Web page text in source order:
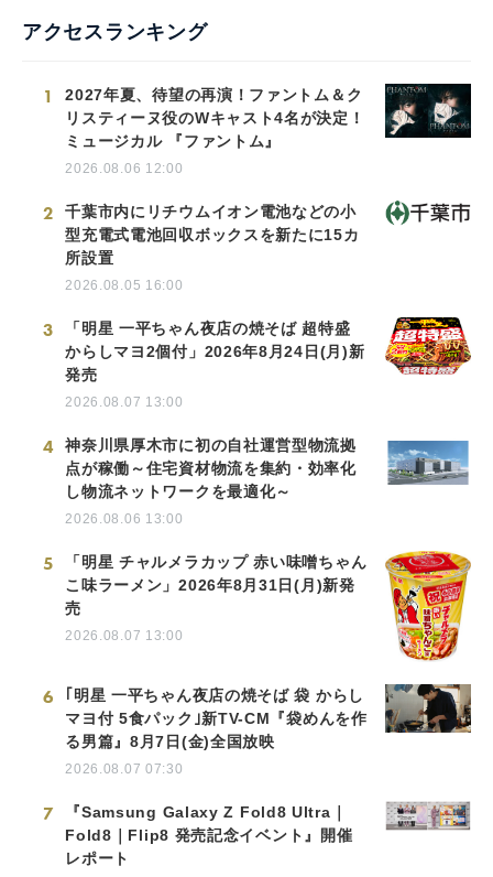
アクセスランキング
1
2027年夏、待望の再演！ファントム＆ク
リスティーヌ役のWキャスト4名が決定！
ミュージカル 『ファントム』
2026.08.06 12:00
2
千葉市内にリチウムイオン電池などの小
型充電式電池回収ボックスを新たに15カ
所設置
2026.08.05 16:00
3
「明星 一平ちゃん夜店の焼そば 超特盛
からしマヨ2個付」2026年8月24日(月)新
発売
2026.08.07 13:00
4
神奈川県厚木市に初の自社運営型物流拠
点が稼働～住宅資材物流を集約・効率化
し物流ネットワークを最適化～
2026.08.06 13:00
5
「明星 チャルメラカップ 赤い味噌ちゃん
こ味ラーメン」2026年8月31日(月)新発
売
2026.08.07 13:00
6
｢明星 一平ちゃん夜店の焼そば 袋 からし
マヨ付 5食パック｣新TV-CM『袋めんを作
る男篇』8月7日(金)全国放映
2026.08.07 07:30
7
『Samsung Galaxy Z Fold8 Ultra｜
Fold8｜Flip8 発売記念イベント』開催
レポート